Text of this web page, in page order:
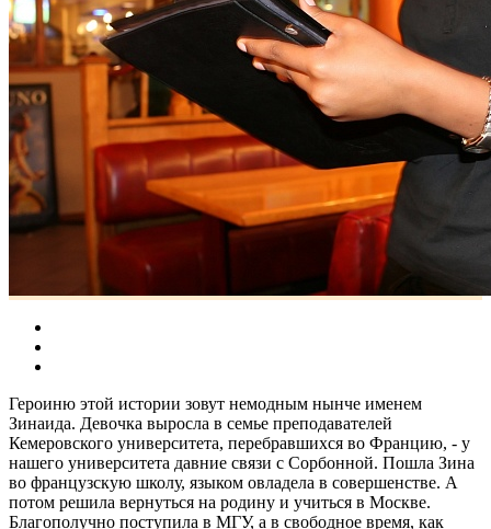
Героиню этой истории зовут немодным нынче именем
Зинаида. Девочка выросла в семье преподавателей
Кемеровского университета, перебравшихся во Францию, - у
нашего университета давние связи с Сорбонной. Пошла Зина
во французскую школу, языком овладела в совершенстве. А
потом решила вернуться на родину и учиться в Москве.
Благополучно поступила в МГУ, а в свободное время, как